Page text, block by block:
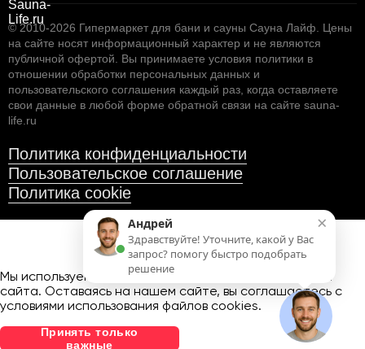
© 2010-2026 Гипермаркет для бани и сауны Сауна Лайф
Цены
на сайте носят информационный характер и не являются
публичной офертой. Вы принимаете условия политики в
отношении обработки персональных данных и
пользовательского соглашения каждый раз, когда оставляете
свои данные в любой форме обратной связи на сайте sauna-
life.ru
Политика конфиденциальности
Пользовательское соглашение
Политика cookie
Мы используем файлы cookies
сайта. Оставаясь на нашем сайте, вы соглашаетесь с
условиями использования файлов cookies.
Принять только
важные
×
Андрей
Здравствуйте! Уточните, какой у Вас
запрос? помогу быстро подобрать
решение